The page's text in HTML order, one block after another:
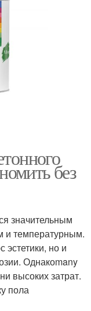
без
значительным
и температурным.
эстетики, но и
Однакоmany
высоких затрат.
пола